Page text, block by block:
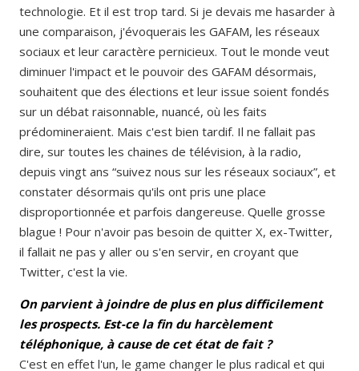
technologie. Et il est trop tard. Si je devais me hasarder à
une comparaison, j'évoquerais les GAFAM, les réseaux
sociaux et leur caractère pernicieux. Tout le monde veut
diminuer l'impact et le pouvoir des GAFAM désormais,
souhaitent que des élections et leur issue soient fondés
sur un débat raisonnable, nuancé, où les faits
prédomineraient. Mais c'est bien tardif. Il ne fallait pas
dire, sur toutes les chaines de télévision, à la radio,
depuis vingt ans “suivez nous sur les réseaux sociaux”, et
constater désormais qu'ils ont pris une place
disproportionnée et parfois dangereuse. Quelle grosse
blague ! Pour n'avoir pas besoin de quitter X, ex-Twitter,
il fallait ne pas y aller ou s'en servir, en croyant que
Twitter, c'est la vie.
On parvient à joindre de plus en plus difficilement
les prospects. Est-ce la fin du harcèlement
téléphonique, à cause de cet état de fait ?
C'est en effet l'un, le game changer le plus radical et qui